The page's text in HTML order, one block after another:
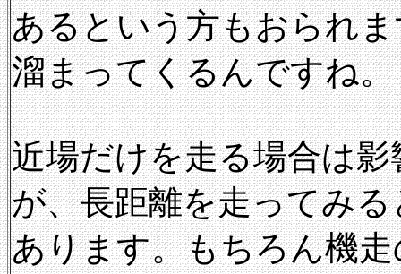
あるという方もおられ
溜まってくるんですね。
近場だけを走る場合は
が、長距離を走ってみ
あります。もちろん機